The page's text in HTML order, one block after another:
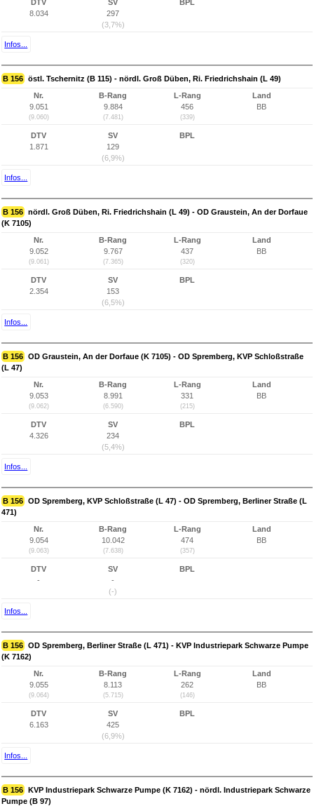
DTV
8.034
SV
297
(3,7%)
BPL
Infos...
B 156 östl. Tschernitz (B 115) - nördl. Groß Düben, Ri. Friedrichshain (L 49)
Nr.
9.051
(9.060)
B-Rang
9.884
(7.481)
L-Rang
456
(339)
Land
BB
DTV
1.871
SV
129
(6,9%)
BPL
Infos...
B 156 nördl. Groß Düben, Ri. Friedrichshain (L 49) - OD Graustein, An der Dorfaue
(K 7105)
Nr.
9.052
(9.061)
B-Rang
9.767
(7.365)
L-Rang
437
(320)
Land
BB
DTV
2.354
SV
153
(6,5%)
BPL
Infos...
B 156 OD Graustein, An der Dorfaue (K 7105) - OD Spremberg, KVP Schloßstraße
(L 47)
Nr.
9.053
(9.062)
B-Rang
8.991
(6.590)
L-Rang
331
(215)
Land
BB
DTV
4.326
SV
234
(5,4%)
BPL
Infos...
B 156 OD Spremberg, KVP Schloßstraße (L 47) - OD Spremberg, Berliner Straße (L
471)
Nr.
9.054
(9.063)
B-Rang
10.042
(7.638)
L-Rang
474
(357)
Land
BB
DTV
-
SV
-
(-)
BPL
Infos...
B 156 OD Spremberg, Berliner Straße (L 471) - KVP Industriepark Schwarze Pumpe
(K 7162)
Nr.
9.055
(9.064)
B-Rang
8.113
(5.715)
L-Rang
262
(146)
Land
BB
DTV
6.163
SV
425
(6,9%)
BPL
Infos...
B 156 KVP Industriepark Schwarze Pumpe (K 7162) - nördl. Industriepark Schwarze
Pumpe (B 97)